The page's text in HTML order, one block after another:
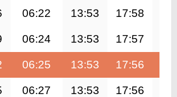
06:22 13:53 17:58
06:24 13:53 17:57
06:25 13:53 17:56
06:27 13:53 17:56